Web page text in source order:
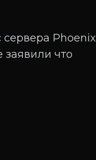
Phoenix
что